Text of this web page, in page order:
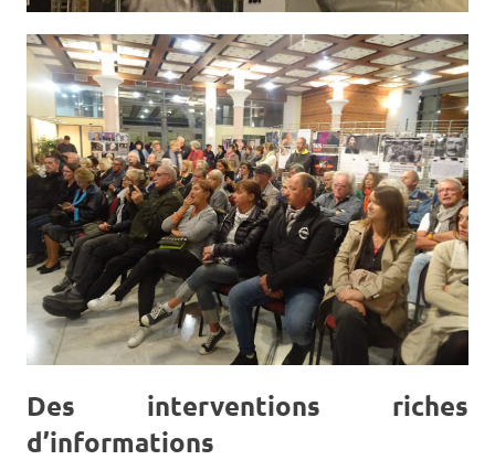
Des interventions riches
d’informations